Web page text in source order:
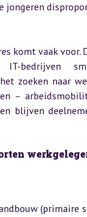
jongeren
komt vaak voor.
bedrijven
zoeken naar
–
blijven